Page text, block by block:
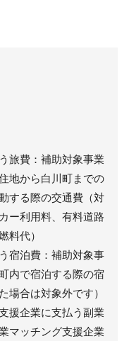
旅費：補助対象事業
地から白川町までの
する際の交通費（対
ー利用料、有料道路
料代）
宿泊費：補助対象事
内で宿泊する際の宿
場合は対象外です）
援企業に支払う副業
マッチング支援企業